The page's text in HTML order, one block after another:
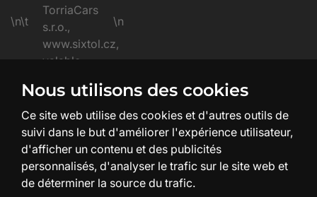
\n\t \n
Création et design du site :
Nous utilisons des cookies
Ce site web utilise des cookies et d'autres outils de
suivi dans le but d'améliorer l'expérience utilisateur,
d'afficher un contenu et des publicités
personnalisés, d'analyser le trafic sur le site web et
de déterminer la source du trafic.